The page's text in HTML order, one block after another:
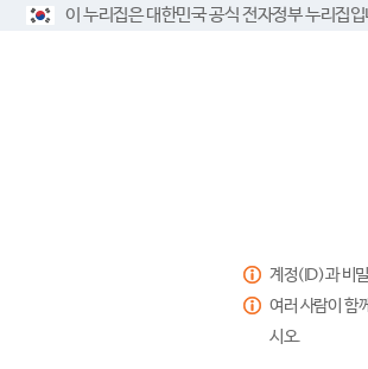
이 누리집은 대한민국 공식 전자정부 누리집
계정(ID)과 비
여러 사람이 함
시오.